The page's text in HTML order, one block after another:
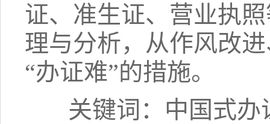
证、准生证、营业执
理与分析，从作风改
“办证难”的措施。
关键词：中国式办